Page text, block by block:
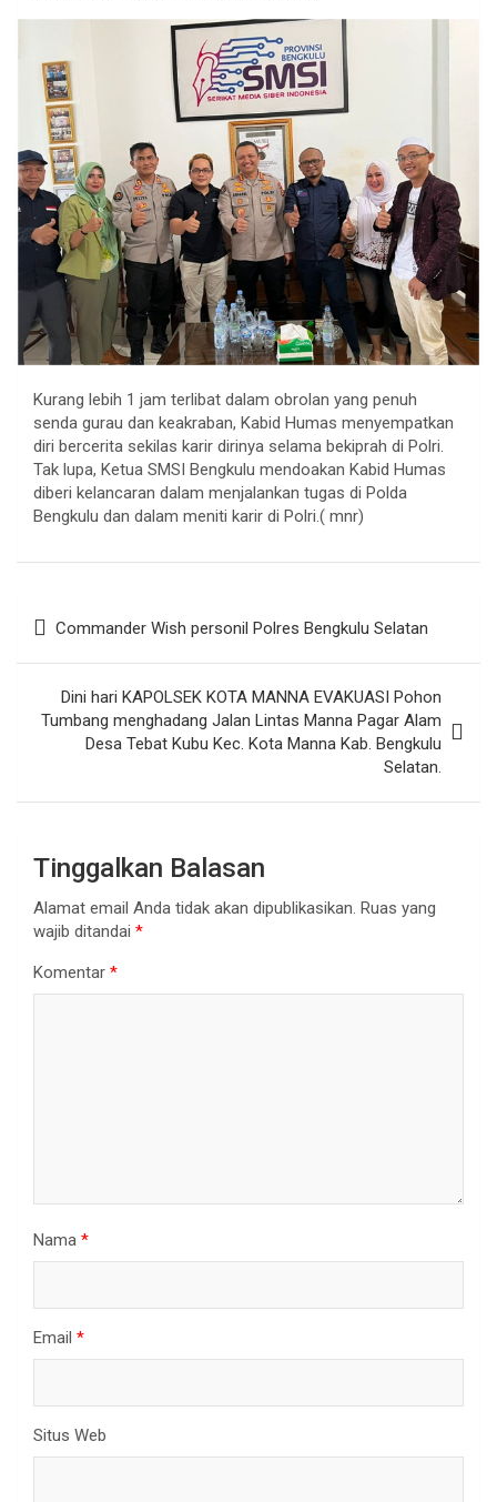
Kurang lebih 1 jam terlibat dalam obrolan yang penuh
senda gurau dan keakraban, Kabid Humas menyempatkan
diri bercerita sekilas karir dirinya selama bekiprah di Polri.
Tak lupa, Ketua SMSI Bengkulu mendoakan Kabid Humas
diberi kelancaran dalam menjalankan tugas di Polda
Bengkulu dan dalam meniti karir di Polri.( mnr)
Commander Wish personil Polres Bengkulu Selatan
Dini hari KAPOLSEK KOTA MANNA EVAKUASI Pohon
Tumbang menghadang Jalan Lintas Manna Pagar Alam
Desa Tebat Kubu Kec. Kota Manna Kab. Bengkulu
Selatan.
Tinggalkan Balasan
Alamat email Anda tidak akan dipublikasikan. Ruas yang
wajib ditandai *
Komentar *
Nama *
Email *
Situs Web